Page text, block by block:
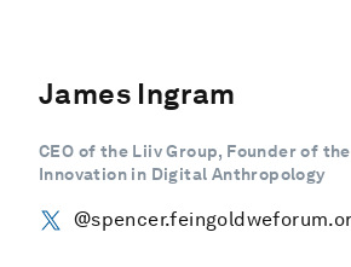
James Ingram
CEO of the Liiv Group, Founder of
Innovation in Digital Anthropology